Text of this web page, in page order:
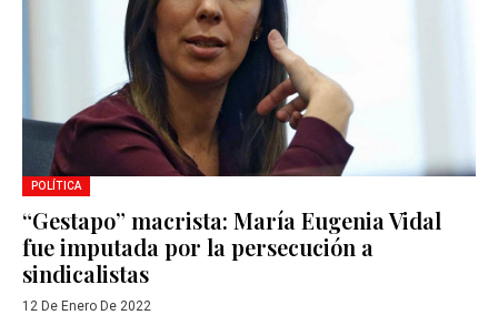
POLÍTICA
“Gestapo” macrista: María Eugenia Vidal
fue imputada por la persecución a
sindicalistas
12 De Enero De 2022